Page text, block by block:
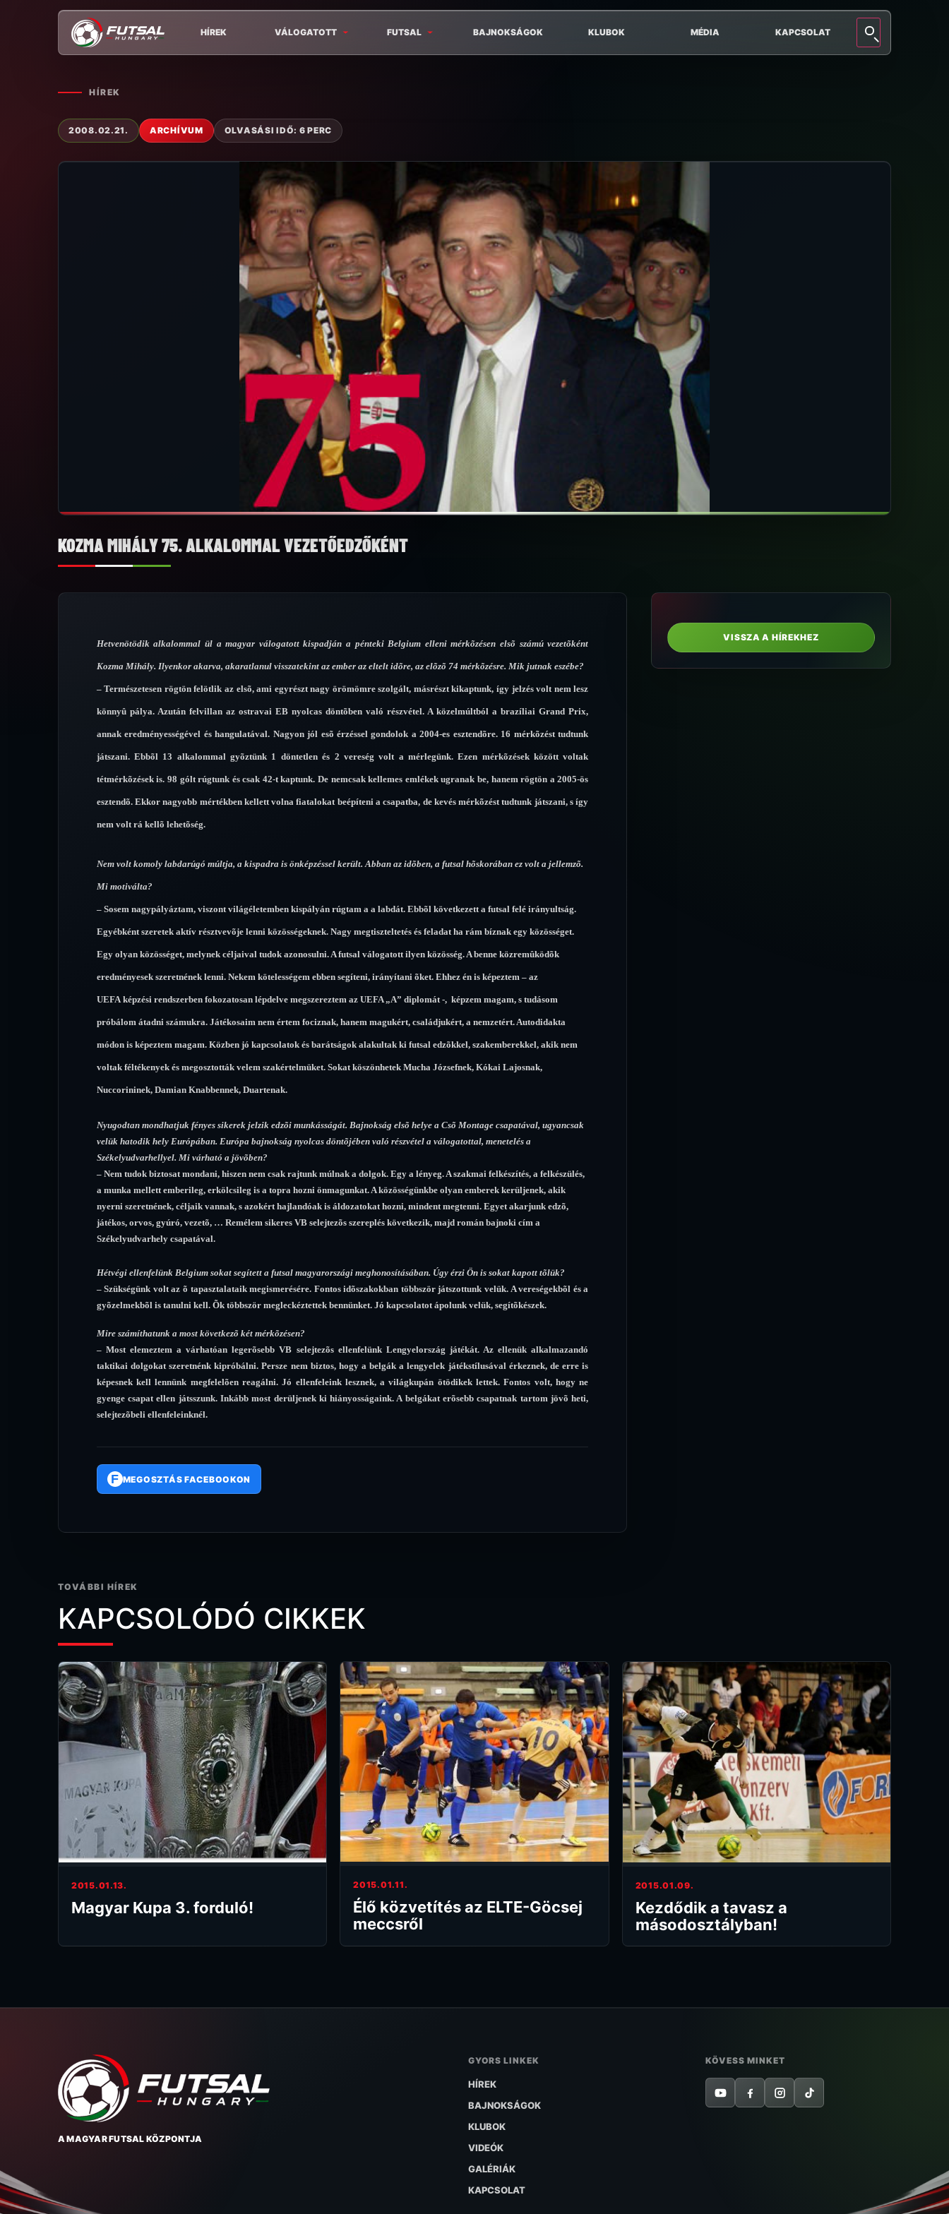
HÍREK VÁLOGATOTT FUTSAL BAJNOKSÁGOK KLUBOK MÉDIA KAPCSOLAT
HÍREK
2008.02.21. ARCHÍVUM OLVASÁSI IDŐ: 6 PERC
KOZMA MIHÁLY 75. ALKALOMMAL VEZETŐEDZŐKÉNT
Hetvenötödik alkalommal ül a magyar válogatott kispadján a pénteki Belgium elleni mérkõzésen elsõ számú vezetõként
Kozma Mihály. Ilyenkor akarva, akaratlanul visszatekint az ember az eltelt idõre, az elõzõ 74 mérkõzésre. Mik jutnak eszébe?
– Természetesen rögtön felötlik az elsõ, ami egyrészt nagy örömömre szolgált, másrészt kikaptunk, így jelzés volt nem lesz
könnyû pálya. Azután felvillan az ostravai EB nyolcas döntõben való részvétel. A közelmúltból a brazíliai Grand Prix,
annak eredményességével és hangulatával. Nagyon jól esõ érzéssel gondolok a 2004-es esztendõre. 16 mérkõzést tudtunk
játszani. Ebbõl 13 alkalommal gyõztünk 1 döntetlen és 2 vereség volt a mérlegünk. Ezen mérkõzések között voltak
tétmérkõzések is. 98 gólt rúgtunk és csak 42-t kaptunk. De nemcsak kellemes emlékek ugranak be, hanem rögtön a 2005-ös
esztendõ. Ekkor nagyobb mértékben kellett volna fiatalokat beépíteni a csapatba, de kevés mérkõzést tudtunk játszani, s így
nem volt rá kellõ lehetõség.
Nem volt komoly labdarúgó múltja, a kispadra is önképzéssel került. Abban az idõben, a futsal hõskorában ez volt a jellemzõ.
Mi motiválta?
– Sosem nagypályáztam, viszont világéletemben kispályán rúgtam a a labdát. Ebbõl következett a futsal felé irányultság.
Egyébként szeretek aktív résztvevõje lenni közösségeknek. Nagy megtiszteltetés és feladat ha rám bíznak egy közösséget.
Egy olyan közösséget, melynek céljaival tudok azonosulni. A futsal válogatott ilyen közösség. A benne közremûködõk
eredményesek szeretnének lenni. Nekem kötelességem ebben segíteni, irányítani õket. Ehhez én is képeztem – az
UEFA képzési rendszerben fokozatosan lépdelve megszereztem az UEFA „A” diplomát -, képzem magam, s tudásom
próbálom átadni számukra. Játékosaim nem értem fociznak, hanem magukért, családjukért, a nemzetért. Autodidakta
módon is képeztem magam. Közben jó kapcsolatok és barátságok alakultak ki futsal edzõkkel, szakemberekkel, akik nem
voltak féltékenyek és megosztották velem szakértelmüket. Sokat köszönhetek Mucha Józsefnek, Kókai Lajosnak,
Nuccorininek, Damian Knabbennek, Duartenak.
Nyugodtan mondhatjuk fényes sikerek jelzik edzõi munkásságát. Bajnokság elsõ helye a Csõ Montage csapatával, ugyancsak
velük hatodik hely Európában. Európa bajnokság nyolcas döntõjében való részvétel a válogatottal, menetelés a
Székelyudvarhellyel. Mi várható a jövõben?
– Nem tudok biztosat mondani, hiszen nem csak rajtunk múlnak a dolgok. Egy a lényeg. A szakmai felkészítés, a felkészülés,
a munka mellett emberileg, erkölcsileg is a topra hozni önmagunkat. A közösségünkbe olyan emberek kerüljenek, akik
nyerni szeretnének, céljaik vannak, s azokért hajlandóak is áldozatokat hozni, mindent megtenni. Egyet akarjunk edzõ,
játékos, orvos, gyúró, vezetõ, … Remélem sikeres VB selejtezõs szereplés következik, majd román bajnoki cím a
Székelyudvarhely csapatával.
Hétvégi ellenfelünk Belgium sokat segített a futsal magyarországi meghonosításában. Úgy érzi Ön is sokat kapott tõlük?
– Szükségünk volt az õ tapasztalataik megismerésére. Fontos idõszakokban többször játszottunk velük. A vereségekbõl és a
gyõzelmekbõl is tanulni kell. Õk többször megleckéztettek bennünket. Jó kapcsolatot ápolunk velük, segítõkészek.
Mire számíthatunk a most következõ két mérkõzésen?
– Most elemeztem a várhatóan legerõsebb VB selejtezõs ellenfelünk Lengyelország játékát. Az ellenük alkalmazandó
taktikai dolgokat szeretnénk kipróbálni. Persze nem biztos, hogy a belgák a lengyelek játékstílusával érkeznek, de erre is
képesnek kell lennünk megfelelõen reagálni. Jó ellenfeleink lesznek, a világkupán ötödikek lettek. Fontos volt, hogy ne
gyenge csapat ellen játsszunk. Inkább most derüljenek ki hiányosságaink. A belgákat erõsebb csapatnak tartom jövõ heti,
selejtezõbeli ellenfeleinknél.
F MEGOSZTÁS FACEBOOKON
VISSZA A HÍREKHEZ
TOVÁBBI HÍREK
KAPCSOLÓDÓ CIKKEK
2015.01.13.
Magyar Kupa 3. forduló!
2015.01.11.
Élő közvetítés az ELTE-Göcsej
meccsről
2015.01.09.
Kezdődik a tavasz a
másodosztályban!
A MAGYAR FUTSAL KÖZPONTJA
GYORS LINKEK
HÍREK
BAJNOKSÁGOK
KLUBOK
VIDEÓK
GALÉRIÁK
KAPCSOLAT
KÖVESS MINKET